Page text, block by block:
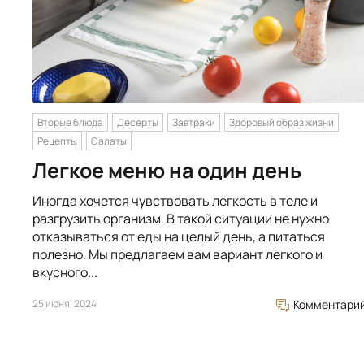
Вторые блюда Десерты Завтраки
Здоровый образ жизни
Рецепты
Салаты
Легкое меню на один день
Иногда хочется чувствовать легкость в теле и
разгрузить организм. В такой ситуации не нужно
отказываться от еды на целый день, а питаться
полезно. Мы предлагаем вам вариант легкого и
вкусного...
25 июня, 2024